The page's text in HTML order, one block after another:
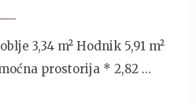
3,34 m² Hodnik 5,91 m²
prostorija * 2,82 …